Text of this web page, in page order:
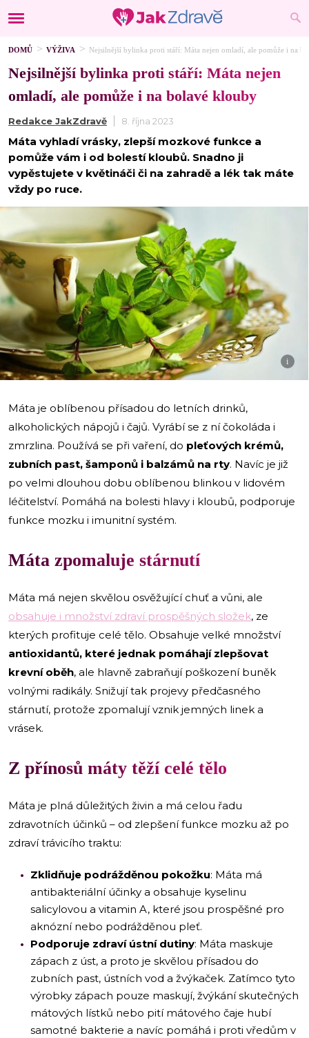
DOMŮ VÝŽIVA Nejsilnější bylinka proti stáří: Máta nejen omladí, ale pomůže i na
Nejsilnější bylinka proti stáří: Máta nejen
omladí, ale pomůže i na bolavé klouby
Redakce JakZdravě 8. října 2023
Máta vyhladí vrásky, zlepší mozkové funkce a
pomůže vám i od bolestí kloubů. Snadno ji
vypěstujete v květináči či na zahradě a lék tak máte
vždy po ruce.
i
Máta je oblíbenou přísadou do letních drinků,
alkoholických nápojů i čajů. Vyrábí se z ní čokoláda i
zmrzlina. Používá se při vaření, do pleťových krémů,
zubních past, šamponů i balzámů na rty. Navíc je již
po velmi dlouhou dobu oblíbenou blinkou v lidovém
léčitelství. Pomáhá na bolesti hlavy i kloubů, podporuje
funkce mozku i imunitní systém.
Máta zpomaluje stárnutí
Máta má nejen skvělou osvěžující chuť a vůni, ale
obsahuje i množství zdraví prospěšných složek, ze
kterých profituje celé tělo. Obsahuje velké množství
antioxidantů, které jednak pomáhají zlepšovat
krevní oběh, ale hlavně zabraňují poškození buněk
volnými radikály. Snižují tak projevy předčasného
stárnutí, protože zpomalují vznik jemných linek a
vrásek.
Z přínosů máty těží celé tělo
Máta je plná důležitých živin a má celou řadu
zdravotních účinků – od zlepšení funkce mozku až po
zdraví trávicího traktu:
Zklidňuje podrážděnou pokožku: Máta má
antibakteriální účinky a obsahuje kyselinu
salicylovou a vitamin A, které jsou prospěšné pro
aknózní nebo podrážděnou pleť.
Podporuje zdraví ústní dutiny: Máta maskuje
zápach z úst, a proto je skvělou přísadou do
zubních past, ústních vod a žvýkaček. Zatímco tyto
výrobky zápach pouze maskují, žvýkání skutečných
mátových lístků nebo pití mátového čaje hubí
samotné bakterie a navíc pomáhá i proti vředům v